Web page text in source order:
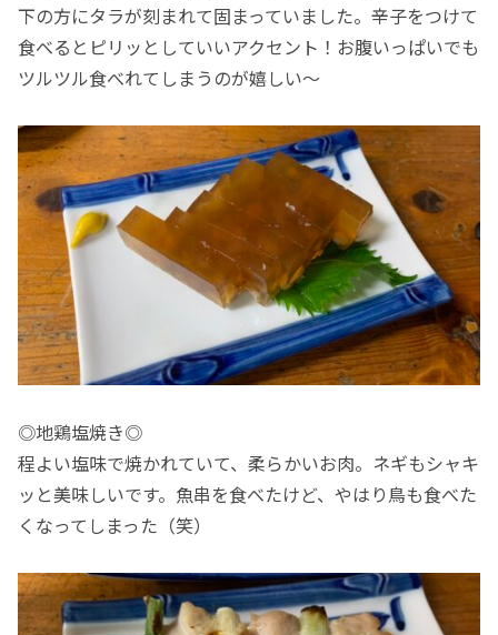
下の方にタラが刻まれて固まっていました。辛子をつけて
食べるとピリッとしていいアクセント！お腹いっぱいでも
ツルツル食べれてしまうのが嬉しい〜
◎地鶏塩焼き◎
程よい塩味で焼かれていて、柔らかいお肉。ネギもシャキ
ッと美味しいです。魚串を食べたけど、やはり鳥も食べた
くなってしまった（笑）